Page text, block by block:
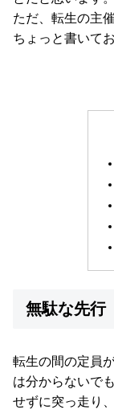
ただ、転生の主
ちょっと書いて
無駄な先行
転生の間の定員
は分からないで
せずに突っ走り